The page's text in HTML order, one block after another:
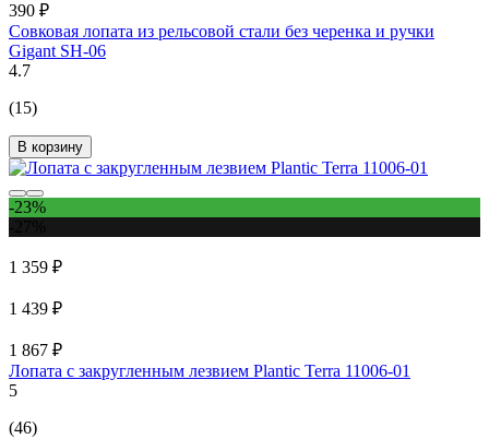
390 ₽
Совковая лопата из рельсовой стали без черенка и ручки
Gigant SH-06
4.7
(15)
В корзину
-23%
1 359 ₽
1 439 ₽
1 867 ₽
Лопата с закругленным лезвием Plantic Terra 11006-01
5
(46)